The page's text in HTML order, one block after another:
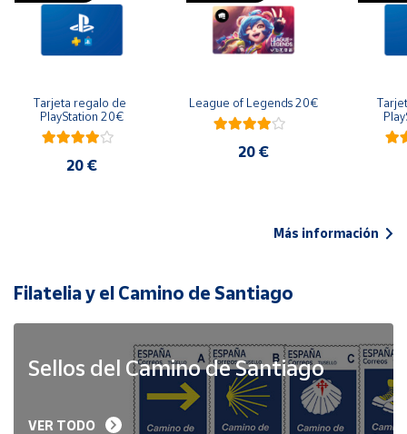
Tarjeta regalo de
PlayStation 20€
20 €
League of Legends 20€
20 €
Más información
Filatelia y el Camino de Santiago
Sellos del Camino de Santiago
VER TODO